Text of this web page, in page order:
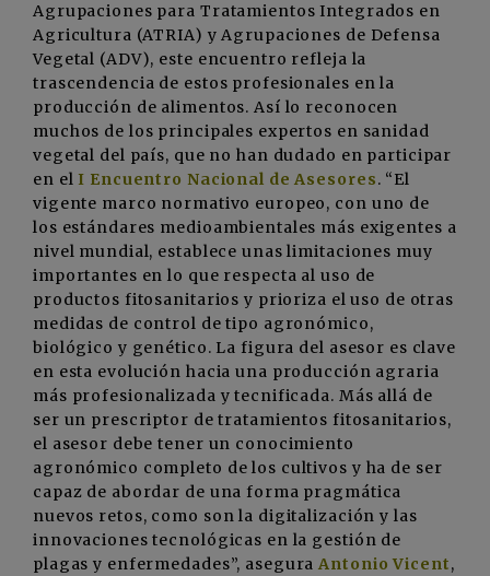
Agrupaciones para Tratamientos Integrados en
Agricultura (ATRIA) y Agrupaciones de Defensa
Vegetal (ADV), este encuentro refleja la
trascendencia de estos profesionales en la
producción de alimentos. Así lo reconocen
muchos de los principales expertos en sanidad
vegetal del país, que no han dudado en participar
en el I Encuentro Nacional de Asesores. “El
vigente marco normativo europeo, con uno de
los estándares medioambientales más exigentes a
nivel mundial, establece unas limitaciones muy
importantes en lo que respecta al uso de
productos fitosanitarios y prioriza el uso de otras
medidas de control de tipo agronómico,
biológico y genético. La figura del asesor es clave
en esta evolución hacia una producción agraria
más profesionalizada y tecnificada. Más allá de
ser un prescriptor de tratamientos fitosanitarios,
el asesor debe tener un conocimiento
agronómico completo de los cultivos y ha de ser
capaz de abordar de una forma pragmática
nuevos retos, como son la digitalización y las
innovaciones tecnológicas en la gestión de
plagas y enfermedades”, aseguraAntonio Vicent,